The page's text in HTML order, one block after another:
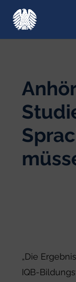
„Die
IQB-